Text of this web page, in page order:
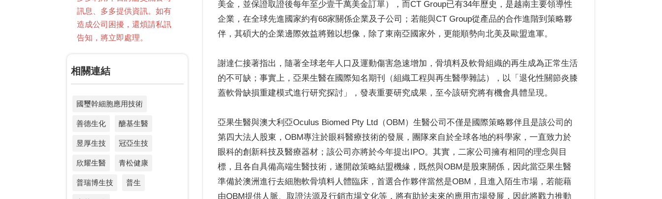
訊息、多多提供資訊。如有
造成公司困擾，還煩請私訊
告知，將立即處理。
相關連結
國璽幹細胞應用技術
善德生化 醣基生醫
昱厚生技 冠亞生技
欣耀生醫 青松健康
普瑞博生技 普生
美金，並保證取證後每年至少壹千萬美金訂單），而CT Group已有34年歷史，是越南主要領導性
企業，在全球先進國家約有68家關係企業及子公司；若能與CT Group從產品的合作進階到策略夥
伴，其碩大的企業邊際效益將難以想像，除了東南亞國家外，更能順勢向北美及歐盟進軍。
謝達仁接著指出，隨著全球老年人口及運動傷害急速增加，骨填料及軟骨組織的再生成為正常生活
的不可缺；事實上，亞果生醫在國際知名期刊（組織工程與再生醫學雜誌），以「退化性關節炎膝
蓋軟骨缺損重建模式進行研究探討」，發表重要研究成果，至今該研究將有機會具體呈現。
亞果生醫與澳大利亞Oculus Biomed Pty Ltd（OBM）生醫公司不僅是國際策略夥伴且是該公司的
第四大法人股東，OBM專注於眼科醫療技術的發展，團隊來自於全球各地的科學家，一直致力於
眼科的創新科技及醫療器材；該公司亦將於今年提出IPO。其實，二家公司擁有相同的理念與目
標，且各自具備高端生醫技術，遂開啟策略結盟機緣，既然與OBM是股東關係，因此當亞果生醫
準備於澳洲進行去細胞軟骨填料人體臨床，首選合作夥伴當然是OBM，且進入陌生市場，若能藉
由OBM提供人脈、取證法源及行銷市場文化等，將有助於未來的應用市場發展，因此將戮力推動